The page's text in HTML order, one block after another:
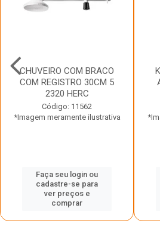
CHUVEIRO COM BRACO
COM REGISTRO 30CM 5
2320 HERC
Código: 11562
*Imagem meramente ilustrativa
Faça seu login ou
cadastre-se para
ver preços e
comprar